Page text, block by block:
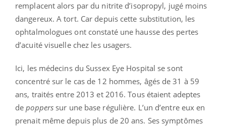
remplacent alors par du nitrite d’isopropyl, jugé moins
dangereux. A tort. Car depuis cette substitution, les
ophtalmologues ont constaté une hausse des pertes
d’acuité visuelle chez les usagers.
Ici, les médecins du Sussex Eye Hospital se sont
concentré sur le cas de 12 hommes, âgés de 31 à 59
ans, traités entre 2013 et 2016. Tous étaient adeptes
depoppers sur une base régulière. L’un d’entre eux en
prenait même depuis plus de 20 ans. Ses symptômes